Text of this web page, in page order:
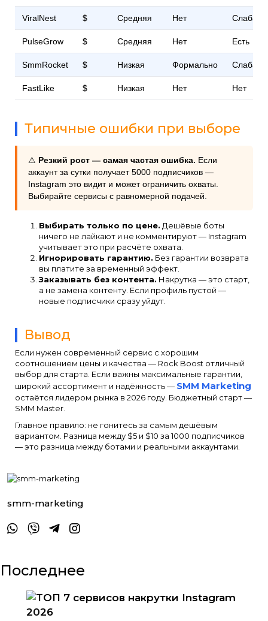
ViralNest $ Средняя Нет Слабая
PulseGrow $ Средняя Нет Есть
SmmRocket $ Низкая Формально Слабая
FastLike $ Низкая Нет Нет
Типичные ошибки при выборе
⚠ Резкий рост — самая частая ошибка. Если
аккаунт за сутки получает 5000 подписчиков —
Instagram это видит и может ограничить охваты.
Выбирайте сервисы с равномерной подачей.
Выбирать только по цене. Дешёвые боты
ничего не лайкают и не комментируют — Instagram
учитывает это при расчёте охвата.
Игнорировать гарантию. Без гарантии возврата
вы платите за временный эффект.
Заказывать без контента. Накрутка — это старт,
а не замена контенту. Если профиль пустой —
новые подписчики сразу уйдут.
Вывод
Если нужен современный сервис с хорошим
соотношением цены и качества — Rock Boost отличный
выбор для старта. Если важны максимальные гарантии,
широкий ассортимент и надёжность — SMM Marketing
остаётся лидером рынка в 2026 году. Бюджетный старт —
SMM Master.
Главное правило: не гонитесь за самым дешёвым
вариантом. Разница между $5 и $10 за 1000 подписчиков
— это разница между ботами и реальными аккаунтами.
smm-marketing
Последнее